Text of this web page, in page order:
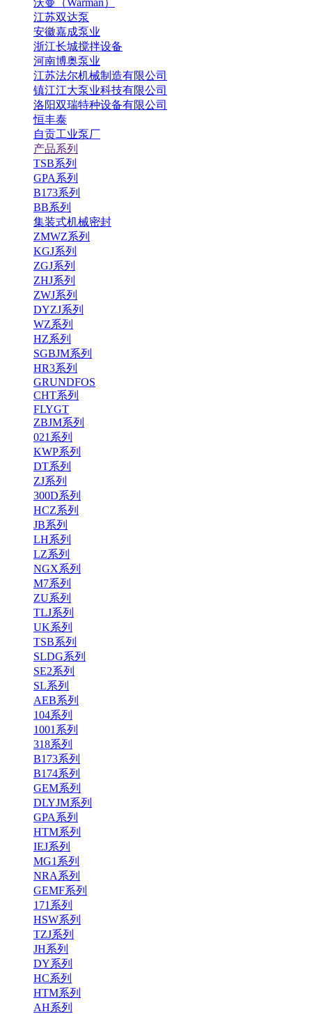
沃曼（Warman）
江苏双达泵
安徽嘉成泵业
浙江长城搅拌设备
河南博奥泵业
江苏法尔机械制造有限公司
镇江江大泵业科技有限公司
洛阳双瑞特种设备有限公司
恒丰泰
自贡工业泵厂
产品系列
TSB系列
GPA系列
B173系列
BB系列
集装式机械密封
ZMWZ系列
KGJ系列
ZGJ系列
ZHJ系列
ZWJ系列
DYZJ系列
WZ系列
HZ系列
SGBJM系列
HR3系列
GRUNDFOS
CHT系列
FLYGT
ZBJM系列
021系列
KWP系列
DT系列
ZJ系列
300D系列
HCZ系列
JB系列
LH系列
LZ系列
NGX系列
M7系列
ZU系列
TLJ系列
UK系列
TSB系列
SLDG系列
SE2系列
SL系列
AEB系列
104系列
1001系列
318系列
B173系列
B174系列
GEM系列
DLYJM系列
GPA系列
HTM系列
IEJ系列
MG1系列
NRA系列
GEMF系列
171系列
HSW系列
TZJ系列
JH系列
DY系列
HC系列
HTM系列
AH系列